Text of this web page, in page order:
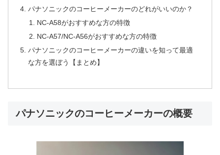
パナソニックのコーヒーメーカーのどれがいいのか？
NC-A58がおすすめな方の特徴
NC-A57/NC-A56がおすすめな方の特徴
パナソニックのコーヒーメーカーの違いを知って最適
な方を選ぼう【まとめ】
パナソニックのコーヒーメーカーの概要